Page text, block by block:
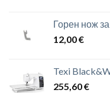
Горен нож
12,00€
Texi
255,60€